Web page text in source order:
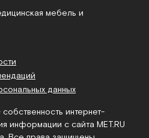
мебель и
данных
интернет-
информации с сайта MET.RU